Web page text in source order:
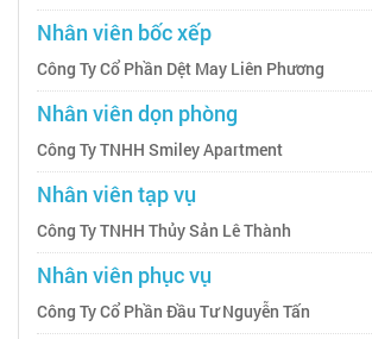
Nhân viên bốc xếp
Công Ty Cổ Phần Dệt May Liên Phương
Nhân viên dọn phòng
Công Ty TNHH Smiley Apartment
Nhân viên tạp vụ
Công Ty TNHH Thủy Sản Lê Thành
Nhân viên phục vụ
Công Ty Cổ Phần Đầu Tư Nguyễn Tấn